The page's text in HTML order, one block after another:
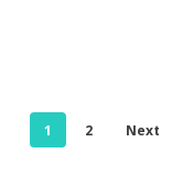
1 2 Next